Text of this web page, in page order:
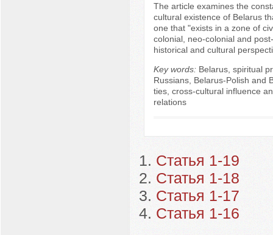
The article examines the
cultural existence of Belarus
one that "exists in a zone of
colonial, neo-colonial and
historical and cultural
Key words:Belarus, spiritual
Russians, Belarus-Polish and
ties, cross-cultural influence
relations
Статья 1-19
Статья 1-18
Статья 1-17
Статья 1-16